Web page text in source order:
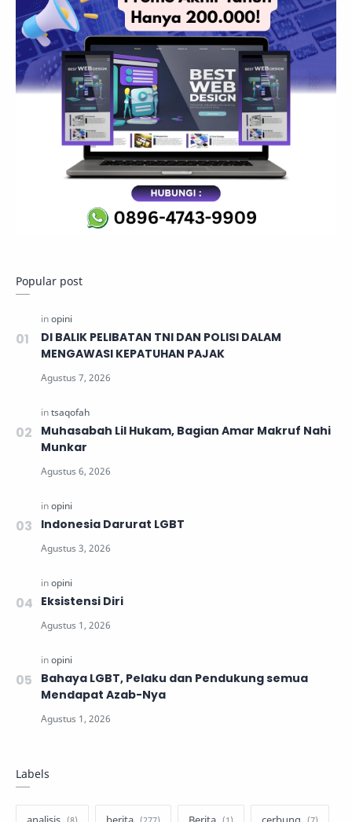
Popular post
DI BALIK PELIBATAN TNI DAN POLISI DALAM
MENGAWASI KEPATUHAN PAJAK
Muhasabah Lil Hukam, Bagian Amar Makruf Nahi
Munkar
Indonesia Darurat LGBT
Eksistensi Diri
Bahaya LGBT, Pelaku dan Pendukung semua
Mendapat Azab-Nya
Labels